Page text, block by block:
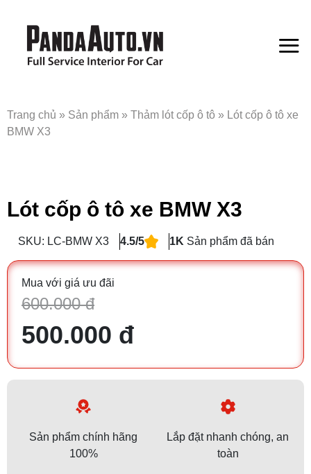
Trang chủ » Sản phẩm » Thảm lót cốp ô tô » Lót cốp ô tô xe
BMW X3
Lót cốp ô tô xe BMW X3
SKU: LC-BMW X3 4.5/5 1K Sản phẩm đã bán
Mua với giá ưu đãi
600.000 đ
500.000 đ
Sản phẩm chính hãng
100%
Lắp đặt nhanh chóng, an
toàn